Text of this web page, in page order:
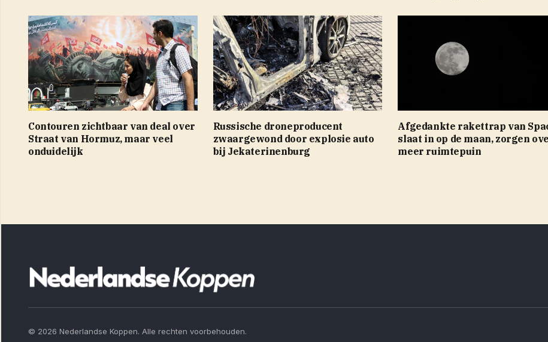
Contouren zichtbaar van deal over
Straat van Hormuz, maar veel
onduidelijk
Russische droneproducent
zwaargewond door explosie auto
bij Jekaterinenburg
Afgedankte rakettrap van
slaat in op de maan, zorgen
meer ruimtepuin
© 2026 Nederlandse Koppen. Alle rechten voorbehouden.